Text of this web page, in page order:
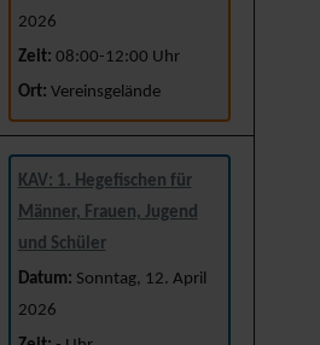
2026
Zeit: 08:00-12:00 Uhr
Ort: Vereinsgelände
KAV: 1. Hegefischen für
Männer, Frauen, Jugend
und Schüler
Datum: Sonntag, 12. April
2026